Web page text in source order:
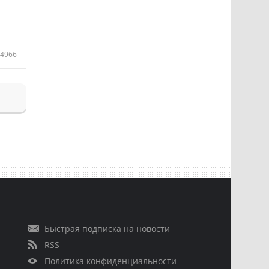
4966
Быстрая подписка на новости
RSS
Политика конфиденциальности